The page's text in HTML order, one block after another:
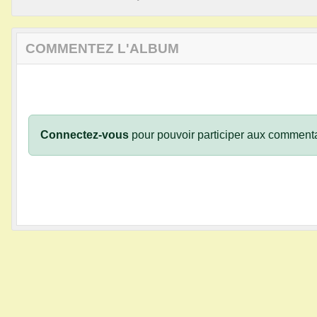
COMMENTEZ L'ALBUM
Connectez-vous pour pouvoir participer aux